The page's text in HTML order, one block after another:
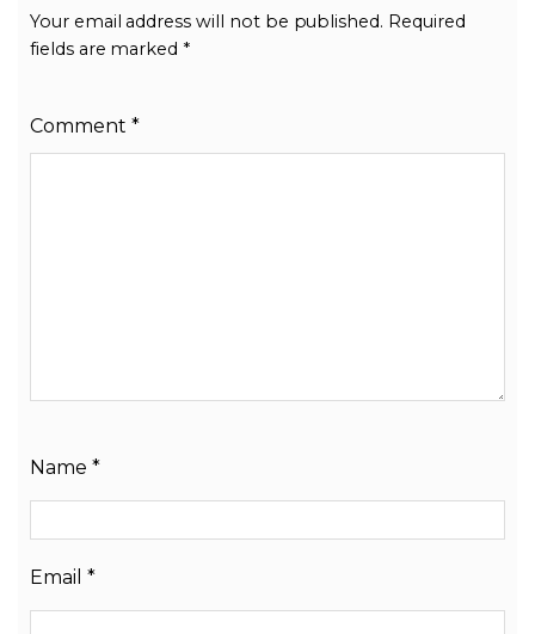
Your email address will not be published. Required
fields are marked *
Comment *
Name *
Email *